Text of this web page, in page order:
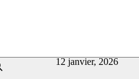
12 janvier, 2026